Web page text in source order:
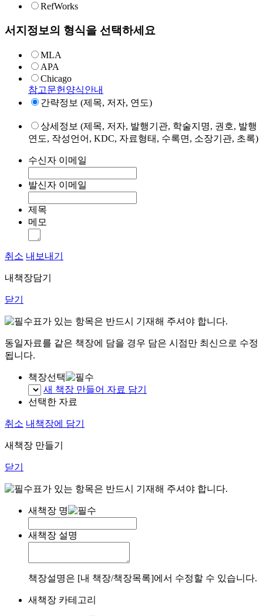
RefWorks
서지정보의 형식을 선택하세요
MLA
APA
Chicago
참고문헌양식안내
간략정보 (제목, 저자, 연도)
상세정보 (제목, 저자, 발행기관, 학술지명, 권호, 발행
연도, 작성언어, KDC, 자료형태, 수록면, 소장기관, 초록)
수신자 이메일
발신자 이메일
제목
메모
취소 내보내기
내책장담기
닫기
표가 있는 항목은 반드시 기재해 주셔야 합니다.
동일자료를 같은 책장에 담을 경우 담은 시점만 최신으로 수정
됩니다.
책장선택
새 책장 만들어 자료 담기
선택한 자료
취소 내책장에 담기
새책장 만들기
닫기
표가 있는 항목은 반드시 기재해 주셔야 합니다.
새책장 명
새책장 설명
책장설명은 [내 책장/책장목록]에서 수정할 수 있습니다.
새책장 카테고리